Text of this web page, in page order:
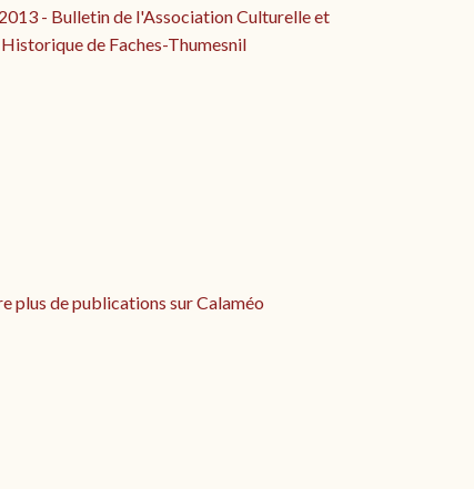
- Bulletin de l'Association Culturelle et
Historique de Faches-Thumesnil
plus de publications sur Calaméo